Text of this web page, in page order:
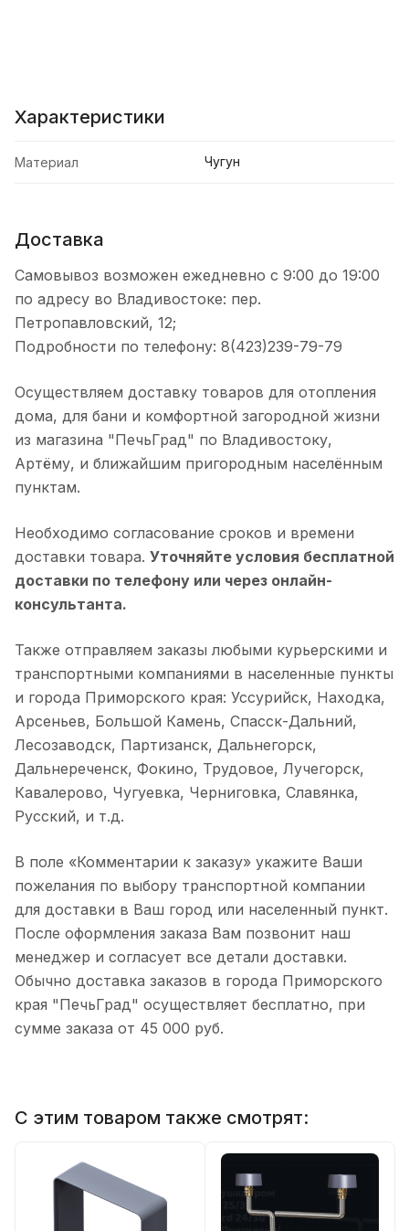
Характеристики
Материал Чугун
Доставка
Самовывоз возможен ежедневно с 9:00 до 19:00
по адресу во Владивостоке: пер.
Петропавловский, 12;
Подробности по телефону: 8(423)239-79-79
Осуществляем доставку товаров для отопления
дома, для бани и комфортной загородной жизни
из магазина "ПечьГрад" по Владивостоку,
Артёму, и ближайшим пригородным населённым
пунктам.
Необходимо согласование сроков и времени
доставки товара. Уточняйте условия бесплатной
доставки по телефону или через онлайн-
консультанта.
Также отправляем заказы любыми курьерскими и
транспортными компаниями в населенные пункты
и города Приморского края: Уссурийск, Находка,
Арсеньев, Большой Камень, Спасск-Дальний,
Лесозаводск, Партизанск, Дальнегорск,
Дальнереченск, Фокино, Трудовое, Лучегорск,
Кавалерово, Чугуевка, Черниговка, Славянка,
Русский, и т.д.
В поле «Комментарии к заказу» укажите Ваши
пожелания по выбору транспортной компании
для доставки в Ваш город или населенный пункт.
После оформления заказа Вам позвонит наш
менеджер и согласует все детали доставки.
Обычно доставка заказов в города Приморского
края "ПечьГрад" осуществляет бесплатно, при
сумме заказа от 45 000 руб.
С этим товаром также смотрят: